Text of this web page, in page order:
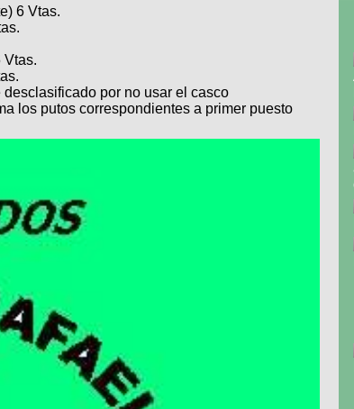
6 Vtas.
Vtas.
por no usar el casco
los putos correspondientes a primer puesto